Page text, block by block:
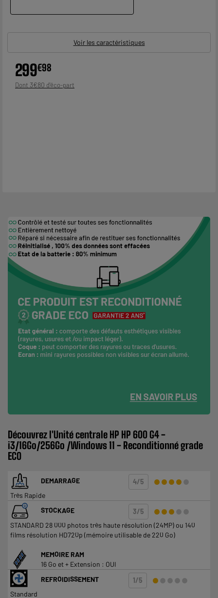
Voir les caractéristiques
299€98
Dont 3€80
Découvrez l'Unité centrale HP HP 600 G4 -
i3/16Go/256Go /Windows 11 - Reconditionné grade
ECO
DEMARRAGE 4/5 ●●●●●
●●●●●
Très Rapide
STOCKAGE
3/5 ●●●●●
●●●●●
STANDARD 28 000 photos très haute résolution (24MP) ou 140
films résolution HD720p (mémoire utilisable de 220 Go)
MEMOIRE RAM
16 Go et + Extension : OUI
REFROIDISSEMENT
1/5 ●●●●●
●●●●●
Standard